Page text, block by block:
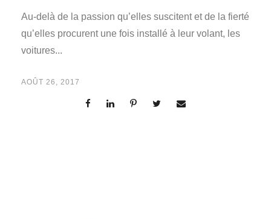
Au-delà de la passion qu’elles suscitent et de la fierté
qu’elles procurent une fois installé à leur volant, les
voitures...
AOÛT 26, 2017